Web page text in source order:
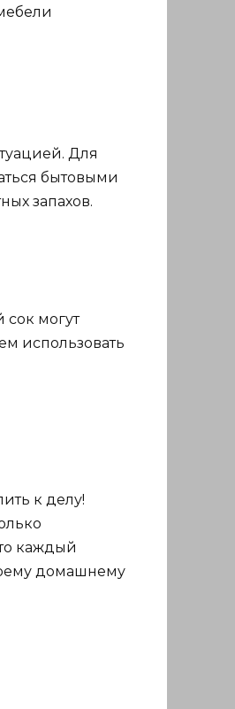
Для
бытовыми
запахов.
могут
использовать
к делу!
каждый
домашнему